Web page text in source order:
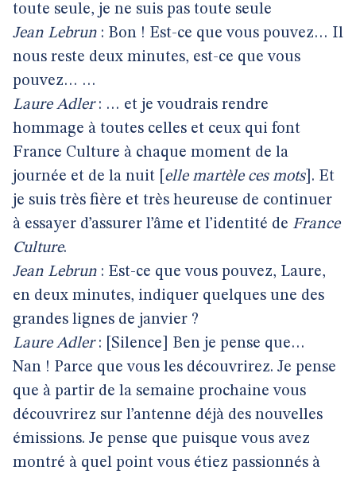
toute seule, je ne suis pas toute seule
Jean Lebrun : Bon ! Est-ce que vous pouvez… Il
nous reste deux minutes, est-ce que vous
pouvez… …
Laure Adler: … et je voudrais rendre
hommage à toutes celles et ceux qui font
France Culture à chaque moment de la
journée et de la nuit [ elle martèle ces mots]. Et
je suis très fière et très heureuse de continuer
à essayer d’assurer l’âme et l’identité de France
Culture.
Jean Lebrun : Est-ce que vous pouvez, Laure,
en deux minutes, indiquer quelques une des
grandes lignes de janvier ?
Laure Adler: [Silence] Ben je pense que…
Nan ! Parce que vous les découvrirez. Je pense
que à partir de la semaine prochaine vous
découvrirez sur l’antenne déjà des nouvelles
émissions. Je pense que puisque vous avez
montré à quel point vous étiez passionnés à